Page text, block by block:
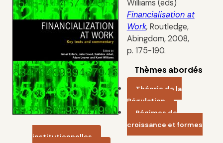
Williams (eds)
Financialisation at
Work, Routledge,
Abingdom, 2008,
p. 175-190.
Thèmes abordés
Théorie de la
Régulation
Régimes de
croissance et formes
institutionnelles